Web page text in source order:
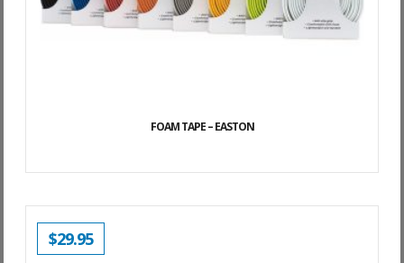
FOAM TAPE – EASTON
$29.95